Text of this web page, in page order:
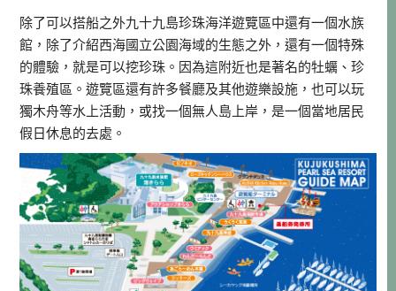
除了可以搭船之外九十九島珍珠海洋遊覽區中還有一個水族
館，除了介紹西海國立公園海域的生態之外，還有一個特殊
的體驗，就是可以挖珍珠。因為這附近也是著名的牡蠣、珍
珠養殖區。遊覽區還有許多餐廳及其他遊樂設施，也可以玩
獨木舟等水上活動，或找一個無人島上岸，是一個當地居民
假日休息的去處。